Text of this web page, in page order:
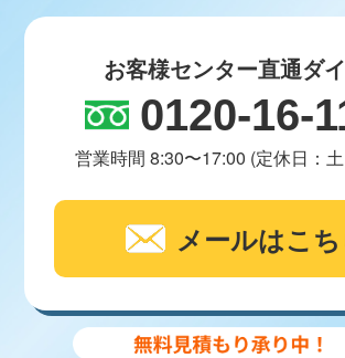
お客様センター直通ダ
0120-16-
営業時間 8:30〜17:00 (定休日：
メールはこ